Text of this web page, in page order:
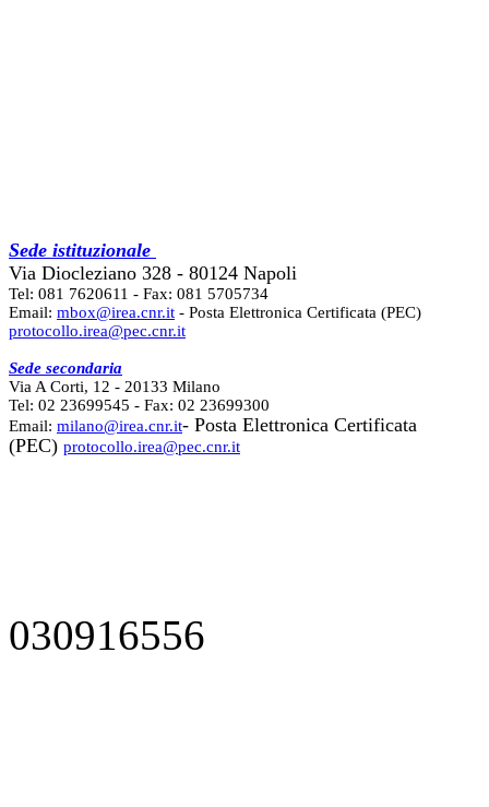
Sede istituzionale
Via Diocleziano 328 - 80124 Napoli
Tel: 081 7620611 - Fax: 081 5705734
Email: mbox@irea.cnr.it - Posta Elettronica Certificata (PEC)
protocollo.irea@pec.cnr.it
Sede secondaria
Via A Corti, 12 - 20133 Milano
Tel: 02 23699545 - Fax: 02 23699300
Email: milano@irea.cnr.it- Posta Elettronica Certificata
(PEC) protocollo.irea@pec.cnr.it
030916556